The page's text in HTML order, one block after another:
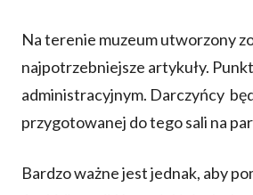
Na terenie muzeum utworzony
najpotrzebniejsze artykuły.
administracyjnym. Darczyńcy
przygotowanej do tego sali na
Bardzo ważne jest jednak, aby